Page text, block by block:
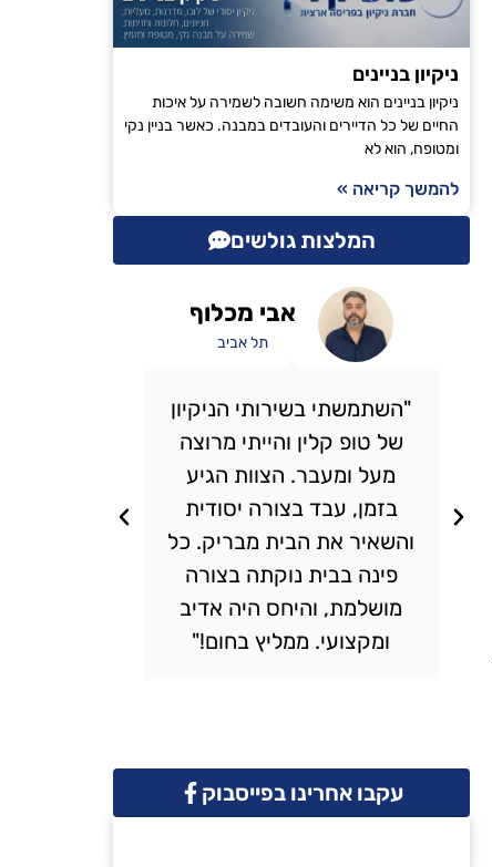
ניקיון בניינים
ניקיון בניינים הוא משימה חשובה לשמירה על איכות
החיים של כל הדיירים והעובדים במבנה. כאשר בניין נקי
ומטופח, הוא לא
להמשך קריאה »
המלצות גולשים
"השתמשתי בשירותי הניקיון
של טופ קלין והייתי מרוצה
מעל ומעבר. הצוות הגיע
בזמן, עבד בצורה יסודית
והשאיר את הבית מבריק. כל
פינה בבית נוקתה בצורה
מושלמת, והיחס היה אדיב
ומקצועי. ממליץ בחום!"
אבי מכלוף
תל אביב
עקבו אחרינו בפייסבוק